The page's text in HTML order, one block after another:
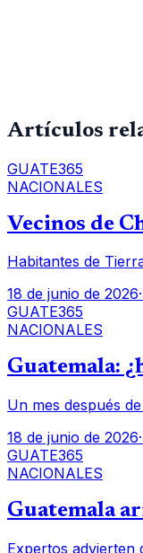
Artículos
GUATE365
NACIONALES
Vecinos de
Habitantes de
18 de junio de 2026·
GUATE365
NACIONALES
Guatemala:
Un mes después
18 de junio de 2026·
GUATE365
NACIONALES
Guatemala
Expertos advierten